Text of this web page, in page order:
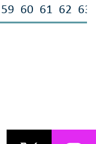
59 60 61 62 63